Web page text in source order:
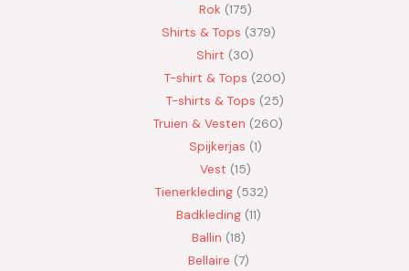
Rok 175
Shirts & Tops 379
Shirt
30
T-shirt & Tops
200
T-shirts & Tops
25
Truien & Vesten
260
Spijkerjas 1
Vest 15
Tienerkleding 532
Badkleding 11
Ballin 18
Bellaire 7